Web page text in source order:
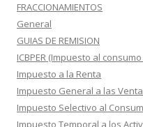
FRACCIONAMIENTOS
General
GUIAS DE REMISION
ICBPER (Impuesto al
Impuesto a la Renta
Impuesto General a las
Impuesto Selectivo al
Impuesto Temporal a los